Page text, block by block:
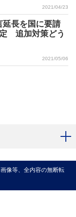
2021/04/23
延長を国に要請
追加対策どう
2021/05/06
像等、全内容の無断転